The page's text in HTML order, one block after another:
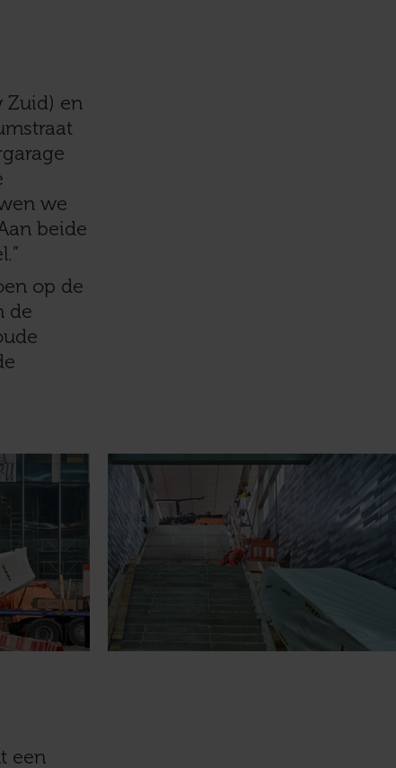
Zuid) en
we
beide
op de
de
een